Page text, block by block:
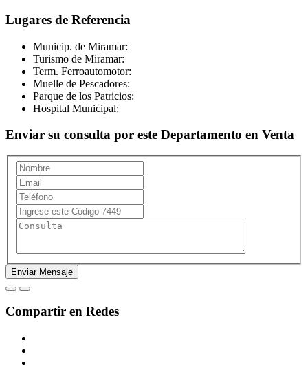
Lugares de Referencia
Municip. de Miramar:
Turismo de Miramar:
Term. Ferroautomotor:
Muelle de Pescadores:
Parque de los Patricios:
Hospital Municipal:
Enviar su consulta por este Departamento en Venta
Compartir en Redes